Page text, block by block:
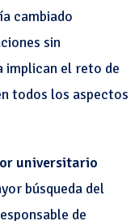
cambiado
sin
implican el reto de
todos los aspectos
universitario
búsqueda del
de